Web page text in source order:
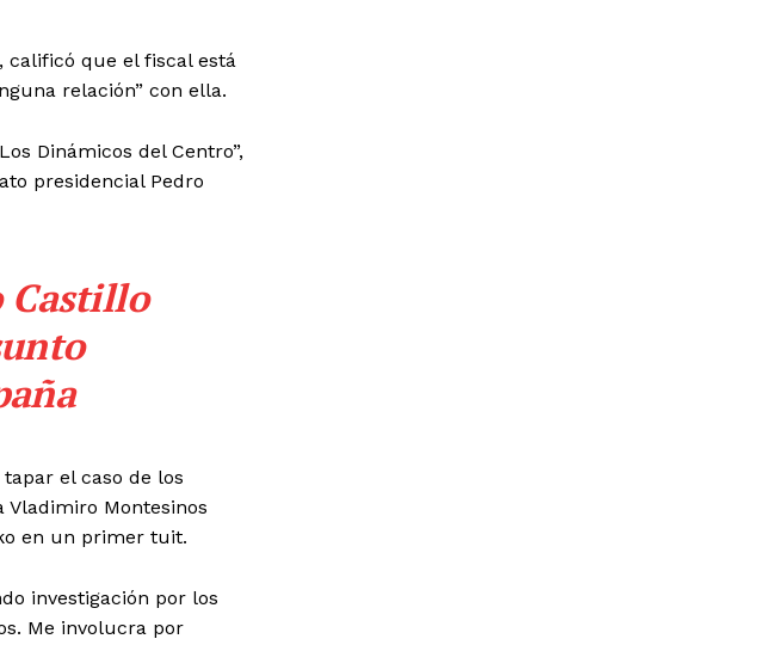
calificó que el fiscal está
relación” con ella.
Dinámicos del Centro”,
presidencial Pedro
Castillo
el caso de los
Vladimiro Montesinos
en un primer tuit.
investigación por los
Me involucra por